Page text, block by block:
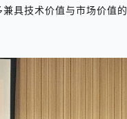
具技术价值与市场价值的